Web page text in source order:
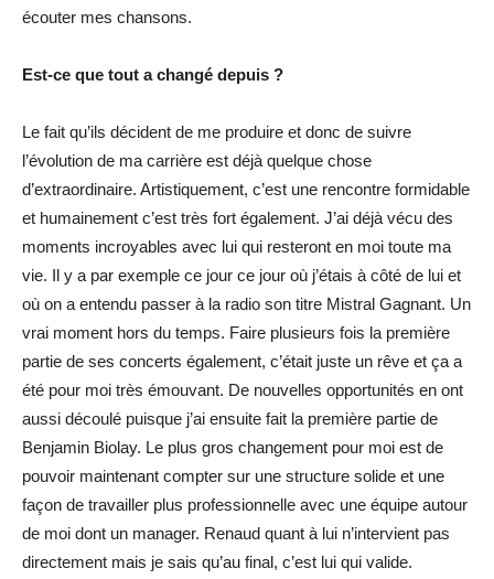
écouter mes chansons.
Est-ce que tout a changé depuis ?
Le fait qu’ils décident de me produire et donc de suivre
l’évolution de ma carrière est déjà quelque chose
d’extraordinaire. Artistiquement, c’est une rencontre formidable
et humainement c’est très fort également. J’ai déjà vécu des
moments incroyables avec lui qui resteront en moi toute ma
vie. Il y a par exemple ce jour ce jour où j’étais à côté de lui et
où on a entendu passer à la radio son titre Mistral Gagnant. Un
vrai moment hors du temps. Faire plusieurs fois la première
partie de ses concerts également, c’était juste un rêve et ça a
été pour moi très émouvant. De nouvelles opportunités en ont
aussi découlé puisque j’ai ensuite fait la première partie de
Benjamin Biolay. Le plus gros changement pour moi est de
pouvoir maintenant compter sur une structure solide et une
façon de travailler plus professionnelle avec une équipe autour
de moi dont un manager. Renaud quant à lui n’intervient pas
directement mais je sais qu’au final, c’est lui qui valide.